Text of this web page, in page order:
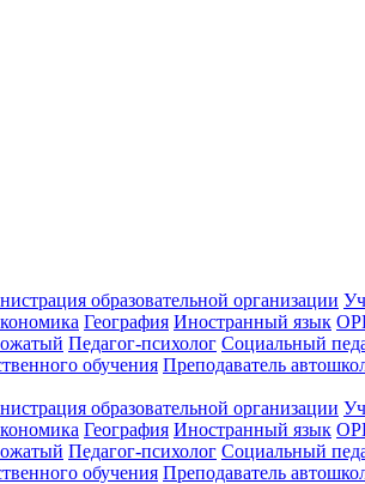
образовательной организации
География Иностранный язык
Педагог-психолог Социальный
обучения Преподаватель
образовательной организации
География Иностранный язык
Педагог-психолог Социальный
обучения Преподаватель